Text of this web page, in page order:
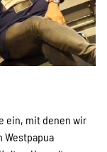
ein, mit denen wir
Westpapua